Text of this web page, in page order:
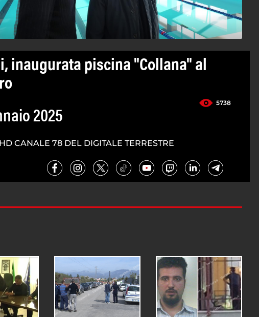
inaugurata piscina "Collana" al
5738
2025
CANALE 78 DEL DIGITALE TERRESTRE